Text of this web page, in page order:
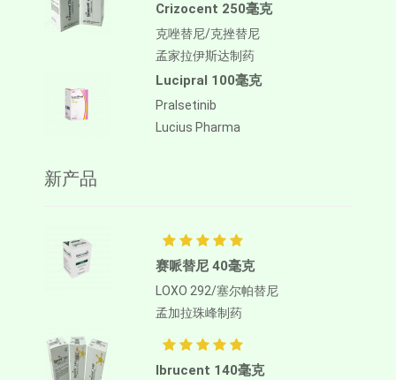
Crizocent 250毫克
克唑替尼/克挫替尼
孟家拉伊斯达制药
Lucipral 100毫克
Pralsetinib
Lucius Pharma
新产品
赛哌替尼 40毫克
LOXO 292/塞尔帕替尼
孟加拉珠峰制药
Ibrucent 140毫克